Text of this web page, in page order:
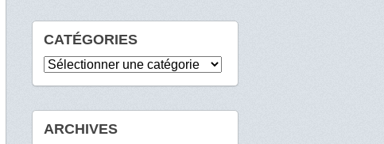
CATÉGORIES
Catégories
ARCHIVES